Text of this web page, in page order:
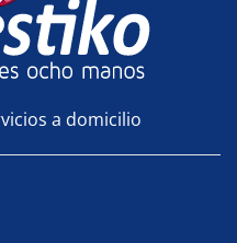
a domicilio